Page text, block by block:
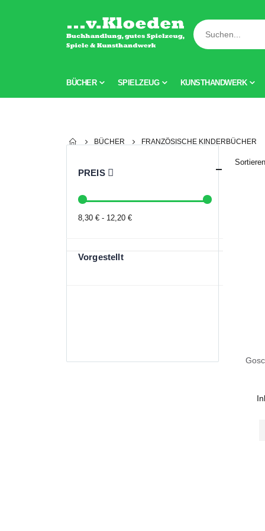
BÜCHER SPIELZEUG KUNSTHANDWERK
BÜCHER FRANZÖSISCHE KINDERBÜCHER
PREIS
8,30 € - 12,20 €
Vorgestellt